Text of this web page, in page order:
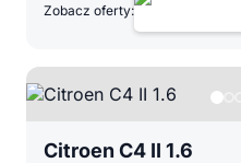
Zobacz oferty:
Citroen C4 II 1.6